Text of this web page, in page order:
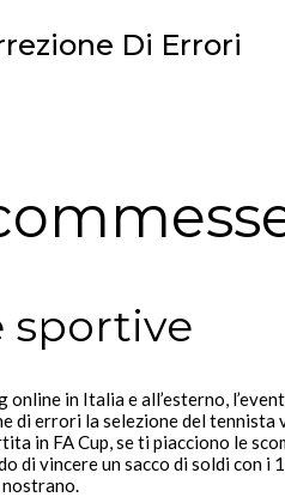
Di Errori
sportive
online in Italia e all’esterno,
di errori la selezione del
in FA Cup, se ti piacciono le
di vincere un sacco di soldi con